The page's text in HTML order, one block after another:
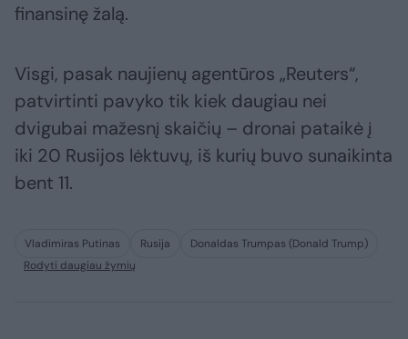
finansinę žalą.
Visgi, pasak naujienų agentūros „Reuters“,
patvirtinti pavyko tik kiek daugiau nei
dvigubai mažesnį skaičių – dronai pataikė į
iki 20 Rusijos lėktuvų, iš kurių buvo sunaikinta
bent 11.
Vladimiras Putinas Rusija
Donaldas Trumpas (Donald Trump)
Rodyti daugiau žymių